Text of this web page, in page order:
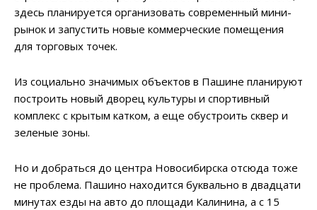
здесь планируется организовать современный мини-
рынок и запустить новые коммерческие помещения
для торговых точек.
Из социально значимых объектов в Пашине планируют
построить новый дворец культуры и спортивный
комплекс с крытым катком, а еще обустроить сквер и
зеленые зоны.
Но и добраться до центра Новосибирска отсюда тоже
не проблема. Пашино находится буквально в двадцати
минутах езды на авто до площади Калинина, а с 15